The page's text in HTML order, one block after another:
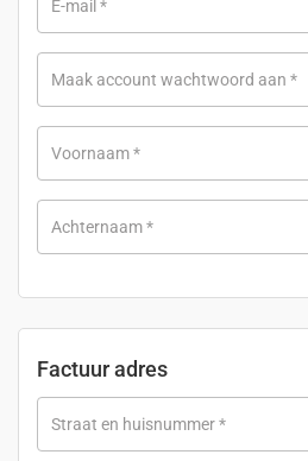
E-mail *
Maak account wachtwoord aan *
Voornaam*
Achternaam*
Factuur adres
Straat en huisnummer*